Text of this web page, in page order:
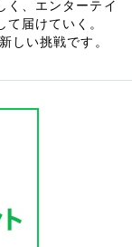
く、エンターテイ
て届けていく。
しい挑戦です。